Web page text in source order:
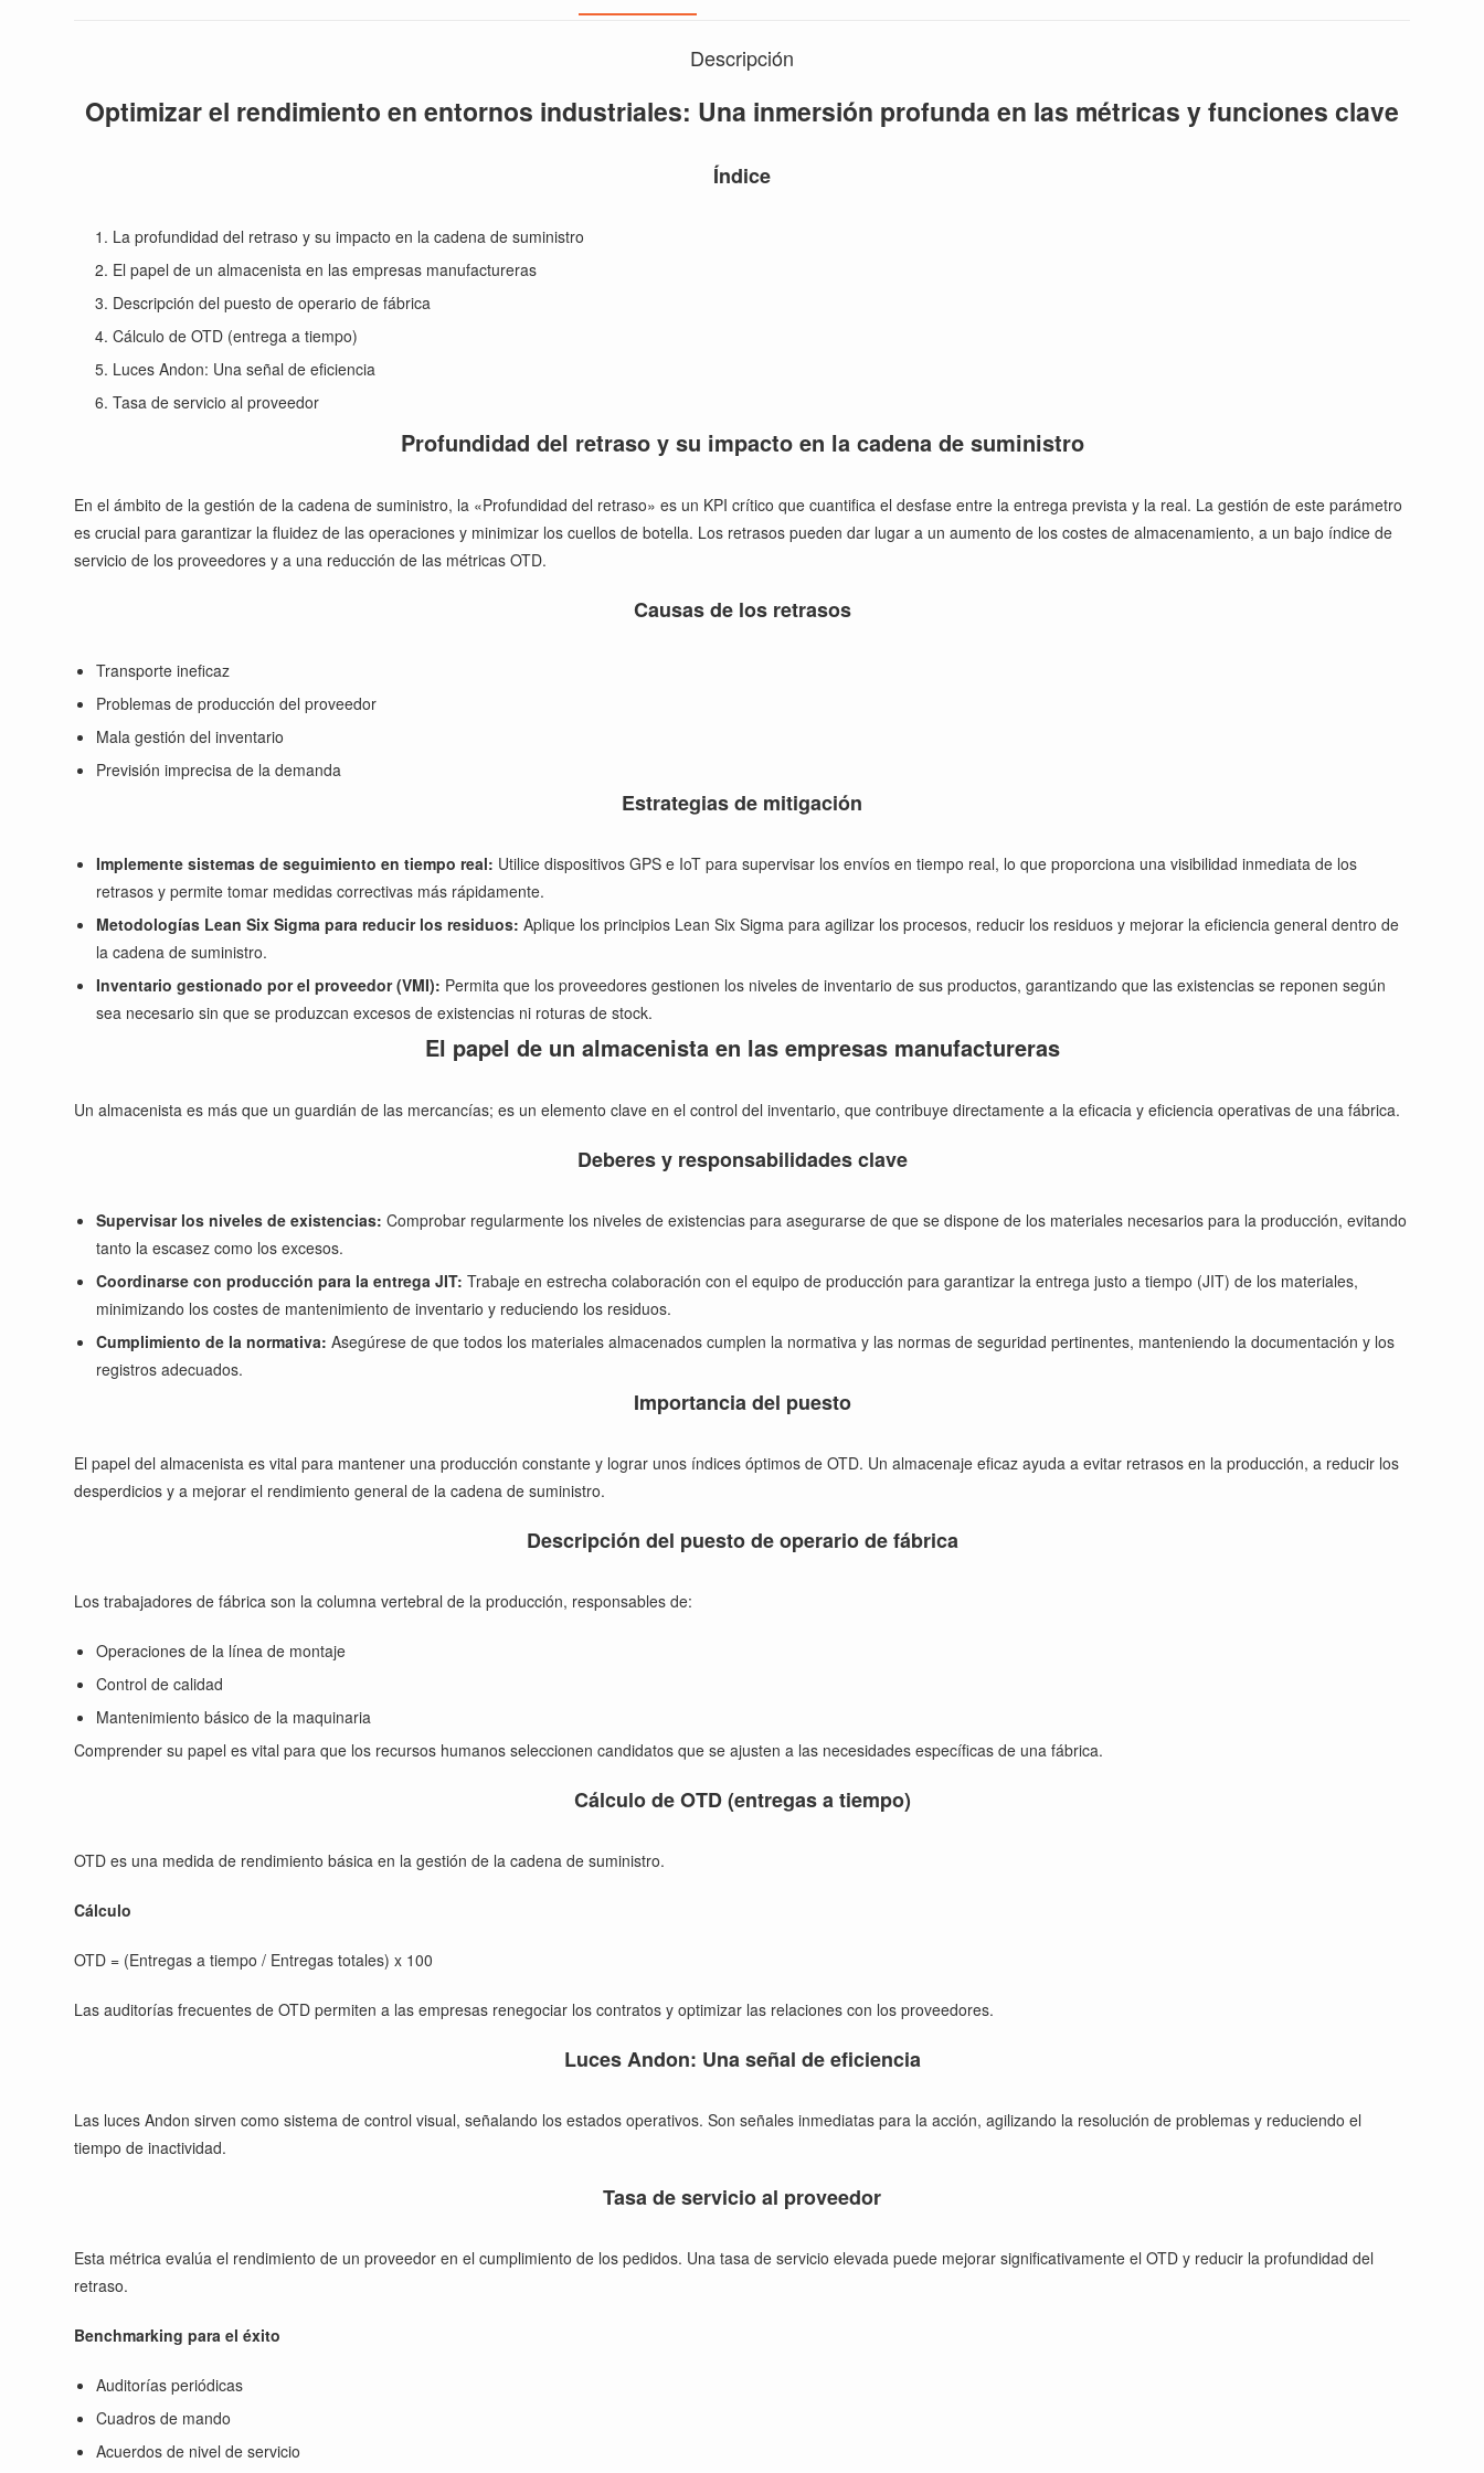
Descripción
Optimizar el rendimiento en entornos industriales: Una inmersión profunda en las métricas y funciones clave
Índice
La profundidad del retraso y su impacto en la cadena de suministro
El papel de un almacenista en las empresas manufactureras
Descripción del puesto de operario de fábrica
Cálculo de OTD (entrega a tiempo)
Luces Andon: Una señal de eficiencia
Tasa de servicio al proveedor
Profundidad del retraso y su impacto en la cadena de suministro
En el ámbito de la gestión de la cadena de suministro, la «Profundidad del retraso» es un KPI crítico que cuantifica el desfase entre la entrega prevista y la real. La gestión de este parámetro
es crucial para garantizar la fluidez de las operaciones y minimizar los cuellos de botella. Los retrasos pueden dar lugar a un aumento de los costes de almacenamiento, a un bajo índice de
servicio de los proveedores y a una reducción de las métricas OTD.
Causas de los retrasos
Transporte ineficaz
Problemas de producción del proveedor
Mala gestión del inventario
Previsión imprecisa de la demanda
Estrategias de mitigación
Implemente sistemas de seguimiento en tiempo real: Utilice dispositivos GPS e IoT para supervisar los envíos en tiempo real, lo que proporciona una visibilidad inmediata de los
retrasos y permite tomar medidas correctivas más rápidamente.
Metodologías Lean Six Sigma para reducir los residuos: Aplique los principios Lean Six Sigma para agilizar los procesos, reducir los residuos y mejorar la eficiencia general dentro de
la cadena de suministro.
Inventario gestionado por el proveedor (VMI): Permita que los proveedores gestionen los niveles de inventario de sus productos, garantizando que las existencias se reponen según
sea necesario sin que se produzcan excesos de existencias ni roturas de stock.
El papel de un almacenista en las empresas manufactureras
Un almacenista es más que un guardián de las mercancías; es un elemento clave en el control del inventario, que contribuye directamente a la eficacia y eficiencia operativas de una fábrica.
Deberes y responsabilidades clave
Supervisar los niveles de existencias: Comprobar regularmente los niveles de existencias para asegurarse de que se dispone de los materiales necesarios para la producción, evitando
tanto la escasez como los excesos.
Coordinarse con producción para la entrega JIT: Trabaje en estrecha colaboración con el equipo de producción para garantizar la entrega justo a tiempo (JIT) de los materiales,
minimizando los costes de mantenimiento de inventario y reduciendo los residuos.
Cumplimiento de la normativa: Asegúrese de que todos los materiales almacenados cumplen la normativa y las normas de seguridad pertinentes, manteniendo la documentación y los
registros adecuados.
Importancia del puesto
El papel del almacenista es vital para mantener una producción constante y lograr unos índices óptimos de OTD. Un almacenaje eficaz ayuda a evitar retrasos en la producción, a reducir los
desperdicios y a mejorar el rendimiento general de la cadena de suministro.
Descripción del puesto de operario de fábrica
Los trabajadores de fábrica son la columna vertebral de la producción, responsables de:
Operaciones de la línea de montaje
Control de calidad
Mantenimiento básico de la maquinaria
Comprender su papel es vital para que los recursos humanos seleccionen candidatos que se ajusten a las necesidades específicas de una fábrica.
Cálculo de OTD (entregas a tiempo)
OTD es una medida de rendimiento básica en la gestión de la cadena de suministro.
Cálculo
OTD = (Entregas a tiempo / Entregas totales) x 100
Las auditorías frecuentes de OTD permiten a las empresas renegociar los contratos y optimizar las relaciones con los proveedores.
Luces Andon: Una señal de eficiencia
Las luces Andon sirven como sistema de control visual, señalando los estados operativos. Son señales inmediatas para la acción, agilizando la resolución de problemas y reduciendo el
tiempo de inactividad.
Tasa de servicio al proveedor
Esta métrica evalúa el rendimiento de un proveedor en el cumplimiento de los pedidos. Una tasa de servicio elevada puede mejorar significativamente el OTD y reducir la profundidad del
retraso.
Benchmarking para el éxito
Auditorías periódicas
Cuadros de mando
Acuerdos de nivel de servicio